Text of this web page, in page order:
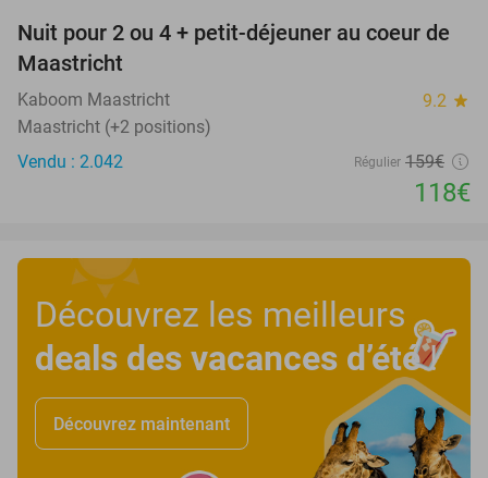
26%
Nuit pour 2 ou 4 + petit-déjeuner au coeur de
Maastricht
Kaboom Maastricht 9.2 star
Maastricht (+2 positions)
Vendu : 2.042
Régulier 159€
118€
Découvrez les meilleurs
deals des vacances d’été!
Découvrez maintenant